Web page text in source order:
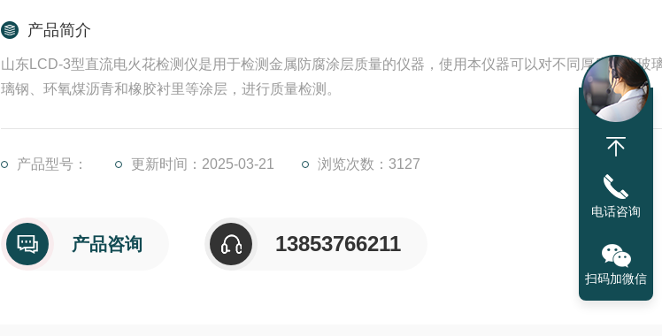
产品简介
山东LCD-3型直流电火花检测仪是用于检测金属防腐涂层质量的仪器，使用本仪器可以对不同厚度的搪玻
璃钢、环氧煤沥青和橡胶衬里等涂层，进行质量检测。
产品型号： 更新时间：2025-03-21 浏览次数：3127
产品咨询 13853766211
电话咨询
扫码加微信